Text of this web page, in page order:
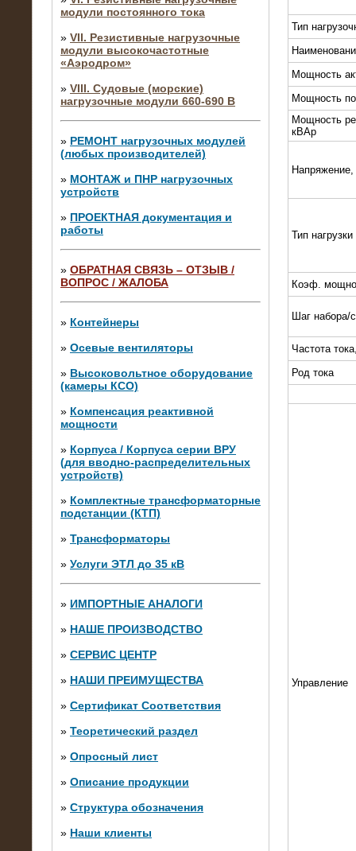
модули постоянного тока
» VII. Резистивные нагрузочные
модули высокочастотные
«Аэродром»
» VIII. Судовые (морские)
нагрузочные модули 660-690 В
» РЕМОНТ нагрузочных модулей
(любых производителей)
» МОНТАЖ и ПНР нагрузочных
устройств
» ПРОЕКТНАЯ документация и
работы
» ОБРАТНАЯ СВЯЗЬ – ОТЗЫВ /
ВОПРОС / ЖАЛОБА
» Контейнеры
» Осевые вентиляторы
» Высоковольтное оборудование
(камеры КСО)
» Компенсация реактивной
мощности
» Корпуса / Корпуса серии ВРУ
(для вводно-распределительных
устройств)
» Комплектные трансформаторные
подстанции (КТП)
» Трансформаторы
» Услуги ЭТЛ до 35 кВ
» ИМПОРТНЫЕ АНАЛОГИ
» НАШЕ ПРОИЗВОДСТВО
» СЕРВИС ЦЕНТР
» НАШИ ПРЕИМУЩЕСТВА
» Сертификат Соответствия
» Теоретический раздел
» Опросный лист
» Описание продукции
» Структура обозначения
» Наши клиенты
10.04.2015
Аренда нагрузочного модуля 4 МВт,
10 кВ
28.02.2015
Нагрузочные модули 700 кВт (4
штуки)
10.10.2014
Нагрузочный комплекс 20 МВт в 2
яруса (напряжение 6-10 кВ)
Тип
Мощность
Мощность
Мощность
кВАр
Тип нагрузки
Коэф.
Шаг набора/
Частота
Род тока
Управление